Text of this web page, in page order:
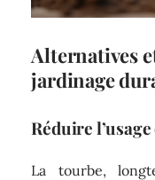
Alternatives
jardinage
Réduire
La tourbe,